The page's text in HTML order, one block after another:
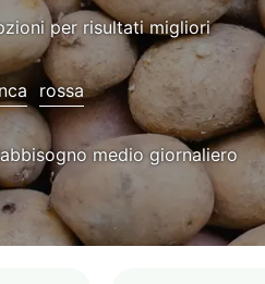
per risultati migliori
rossa
medio giornaliero